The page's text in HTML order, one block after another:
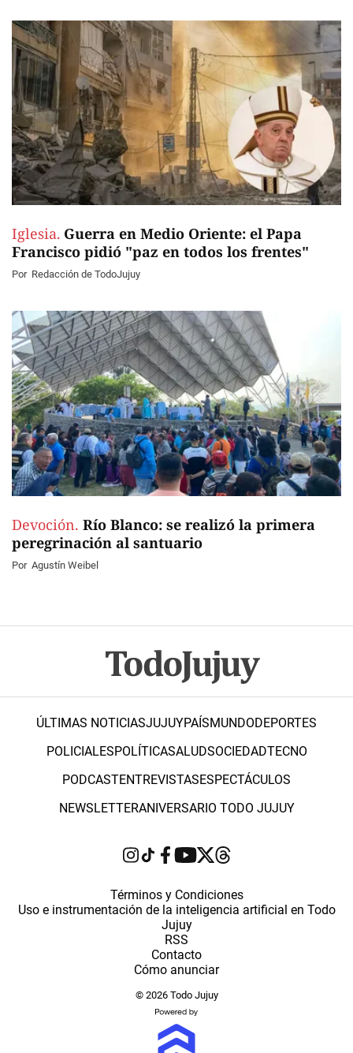
Iglesia. Guerra en Medio Oriente: el Papa
Francisco pidió "paz en todos los frentes"
Por Redacción de TodoJujuy
Devoción. Río Blanco: se realizó la primera
peregrinación al santuario
Por Agustín Weibel
ÚLTIMAS NOTICIASJUJUYPAÍSMUNDODEPORTES
POLICIALESPOLÍTICASALUDSOCIEDADTECNO
PODCASTENTREVISTASESPECTÁCULOS
NEWSLETTERANIVERSARIO TODO JUJUY
Términos y Condiciones
Uso e instrumentación de la inteligencia artificial en Todo
Jujuy
RSS
Contacto
Cómo anunciar
© 2026 Todo Jujuy